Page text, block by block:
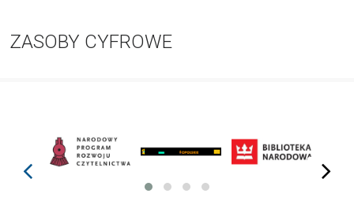
ZASOBY CYFROWE
prev next